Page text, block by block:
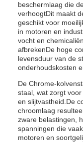
beschermlaag die
verhoogtDit maakt
geschikt voor
in motoren en
vocht en
afbrekenDe hoge
levensduur van de
onderhoudskosten
De Chrome-
staal, wat zorgt
en slijtvastheid.De
chroomlaag
zware belastingen,
spanningen die
motoren en